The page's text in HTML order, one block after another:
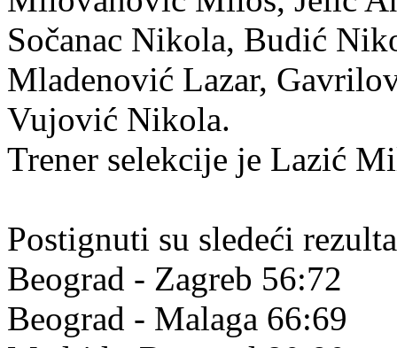
Sočanac Nikola, Budić
Mladenović Lazar,
Vujović Nikola.
Trener selekcije je Lazić
Postignuti su sledeći
Beograd - Zagreb 56:72
Beograd - Malaga 66:69